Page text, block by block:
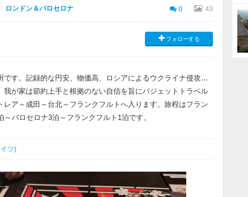
ンドン＆バロセロナ 0 43
フォローする
す。記録的な円安、物価高、ロシアによるウクライナ侵攻…
我が家は節約上手と根拠のない自信を旨にバジェットトラベル
レア～成田～台北～フランクフルトへ入ります。旅程はフラン
～バロセロナ3泊～フランクフルト1泊です。
ツ)